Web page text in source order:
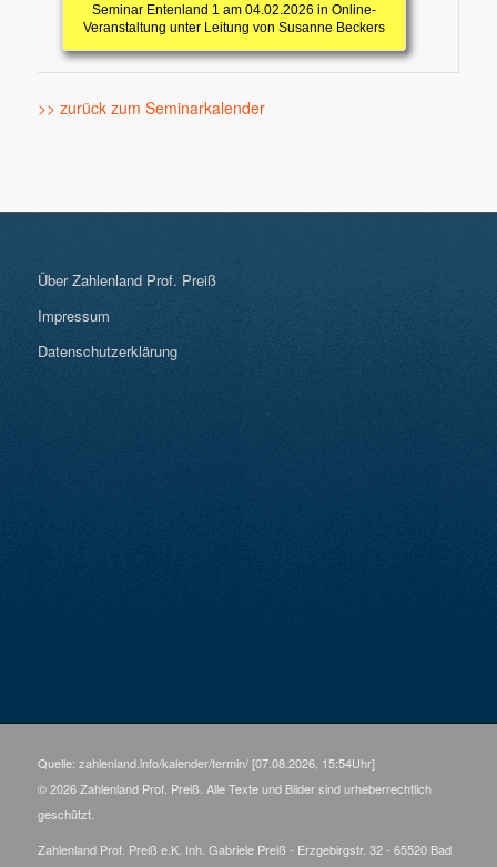
Seminar Entenland 1 am 04.02.2026 in Online-
Veranstaltung unter Leitung von Susanne Beckers
>> zurück zum Seminarkalender
Über Zahlenland Prof. Preiß
Impressum
Datenschutzerklärung
Quelle: zahlenland.info/kalender/termin/ [07.08.2026, 15:54Uhr]
© 2026 Zahlenland Prof. Preiß. Alle Texte und Bilder sind urheberrechtlich
geschützt.
Zahlenland Prof. Preiß e.K. Inh. Gabriele Preiß - Erzgebirgstr. 32 - 65520 Bad